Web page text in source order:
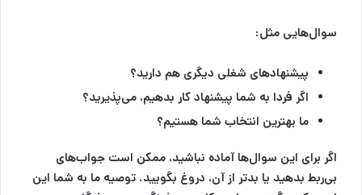
سوال‌هایی مثل:
پیشنهاد‌های شغلی دیگری هم دارید؟
اگر فردا به شما پیشنهاد کار بدهیم، می‌پذیرید؟
ما بهترین انتخاب شما هستیم؟
اگر برای این سوال‌ها آماده نباشید، ممکن است جواب‌های
بی‌ربط بدهید یا بدتر از آن، دروغ بگویید. توصیه ما به شما این